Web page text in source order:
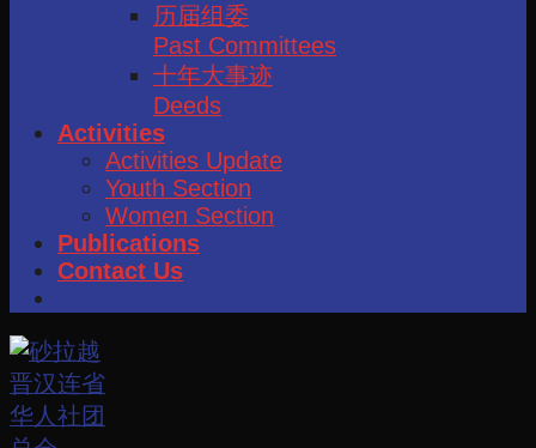
历届组委
Past Committees
十年大事迹
Deeds
Activities
Activities Update
Youth Section
Women Section
Publications
Contact Us